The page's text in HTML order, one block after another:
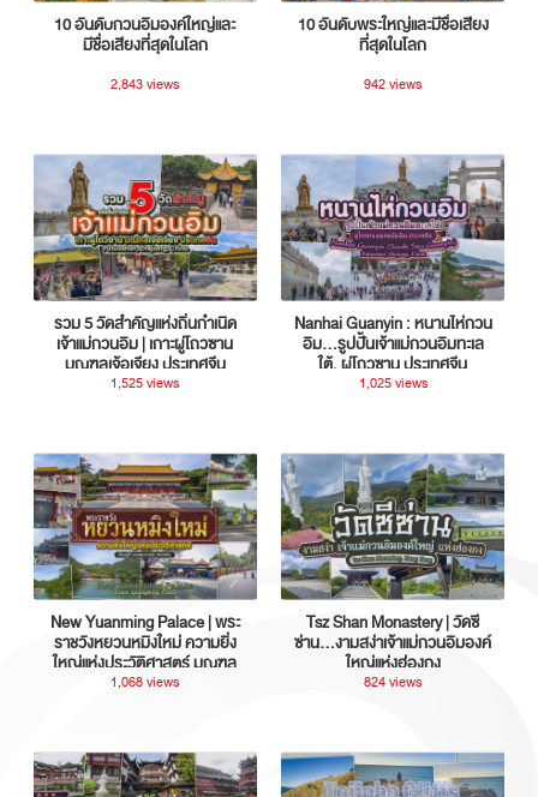
10 อันดับกวนอิมองค์ใหญ่และ
มีชื่อเสียงที่สุดในโลก
2,843 views
10 อันดับพระใหญ่และมีชื่อเสียง
ที่สุดในโลก
942 views
รวม 5 วัดสำคัญแห่งถิ่นกำเนิด
เจ้าแม่กวนอิม | เกาะผู่โถวซาน
มณฑลเจ้อเจียง ประเทศจีน
1,525 views
Nanhai Guanyin : หนานไห่กวน
อิม...รูปปั้นเจ้าแม่กวนอิมทะเล
ใต้, ผู่โถวซาน ประเทศจีน
1,025 views
New Yuanming Palace | พระ
ราชวังหยวนหมิงใหม่ ความยิ่ง
ใหญ่แห่งประวัติศาสตร์ มณฑล
กวางตุ้ง ประเทศจีน
1,068 views
Tsz Shan Monastery | วัดซี
ซ่าน…งามสง่าเจ้าแม่กวนอิมองค์
ใหญ่แห่งฮ่องกง
824 views